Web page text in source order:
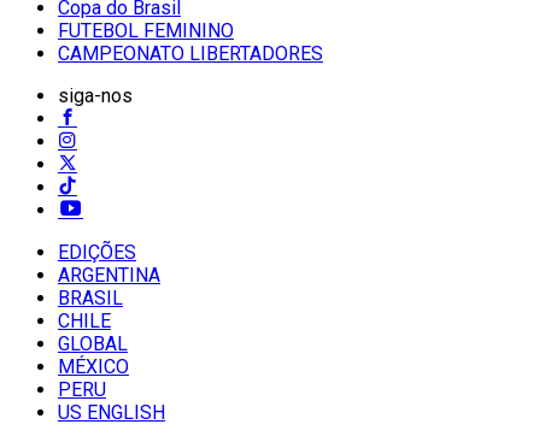
Copa do Brasil
FUTEBOL FEMININO
CAMPEONATO LIBERTADORES
siga-nos
EDIÇÕES
ARGENTINA
BRASIL
CHILE
GLOBAL
MÉXICO
PERU
US ENGLISH